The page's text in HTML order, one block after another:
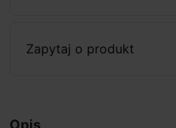
Zapytaj o produkt
Opis